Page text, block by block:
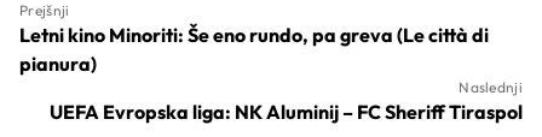
Prejšnji
Letni kino Minoriti: Še eno rundo, pa greva (Le città di
pianura)
Naslednji
UEFA Evropska liga: NK Aluminij – FC Sheriff Tiraspol